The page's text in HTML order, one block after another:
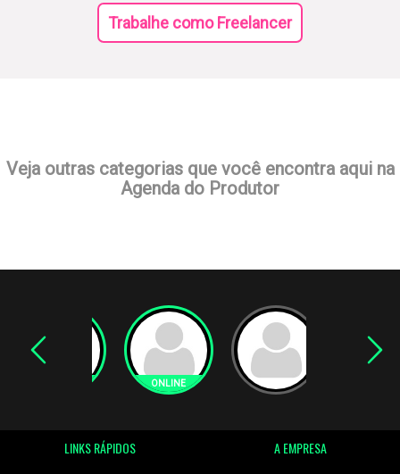
Trabalhe como Freelancer
Veja outras categorias que você encontra aqui na
Agenda do Produtor
LINKS RÁPIDOS A EMPRESA